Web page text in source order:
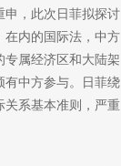
申，此次日菲拟探讨
在内的国际法，中方
专属经济区和大陆架
有中方参与。日菲绕
关系基本准则，严重